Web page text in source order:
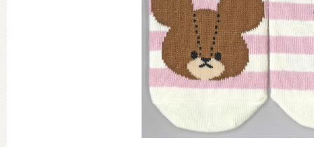
おたのしみコンテンツ(クイズ・
チア ジャッキーズ！